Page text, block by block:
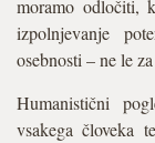
moramo odločiti,
izpolnjevanje
osebnosti – ne le
Humanistični
vsakega človeka